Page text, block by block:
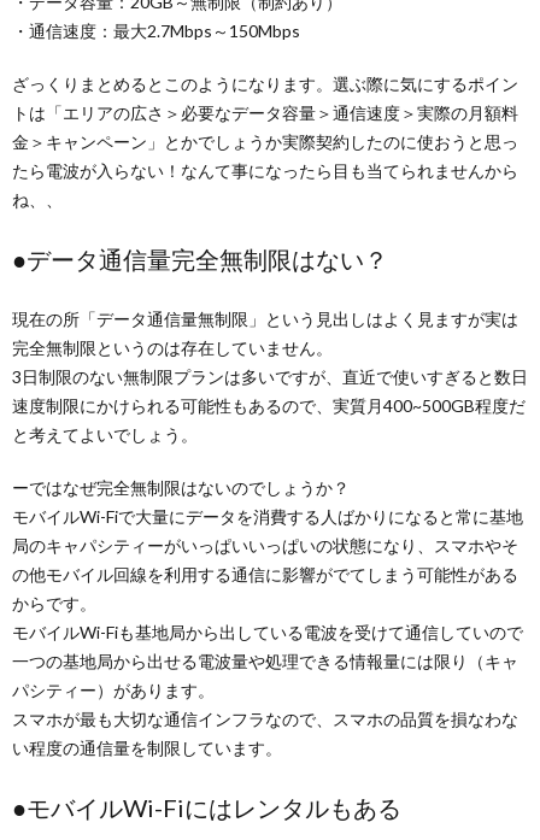
・通信速度：最大2.7Mbps～150Mbps
ざっくりまとめるとこのようになります。選ぶ際に気にするポイン
トは「エリアの広さ＞必要なデータ容量＞通信速度＞実際の月額料
金＞キャンペーン」とかでしょうか実際契約したのに使おうと思っ
たら電波が入らない！なんて事になったら目も当てられませんから
ね、、
●データ通信量完全無制限はない？
現在の所「データ通信量無制限」という見出しはよく見ますが実は
完全無制限というのは存在していません。
3日制限のない無制限プランは多いですが、直近で使いすぎると数日
速度制限にかけられる可能性もあるので、実質月400~500GB程度だ
と考えてよいでしょう。
ーではなぜ完全無制限はないのでしょうか？
モバイルWi-Fiで大量にデータを消費する人ばかりになると常に基地
局のキャパシティーがいっぱいいっぱいの状態になり、スマホやそ
の他モバイル回線を利用する通信に影響がでてしまう可能性がある
からです。
モバイルWi-Fiも基地局から出している電波を受けて通信していので
一つの基地局から出せる電波量や処理できる情報量には限り（キャ
パシティー）があります。
スマホが最も大切な通信インフラなので、スマホの品質を損なわな
い程度の通信量を制限しています。
●モバイルWi-Fiにはレンタルもある